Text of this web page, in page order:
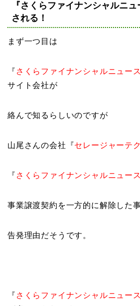
『さくらファイナンシャルニ
される！
まず一つ目は
『 さくらファイナンシャルニュース
サイト会社が
絡んで知るらしいのですが
山尾さんの会社『セレージャーテ
『 さくらファイナンシャルニュース
事業譲渡契約を一方的に解除した
告発理由だそうです。
『 さくらファイナンシャルニュース